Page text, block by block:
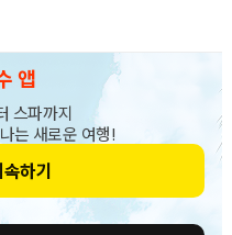
앱
스파까지
는 새로운 여행!
하기